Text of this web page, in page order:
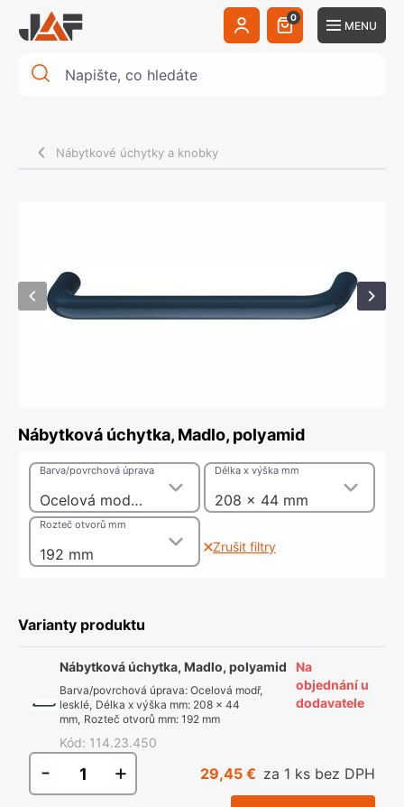
0
MENU
Nábytkové úchytky a knobky
Nábytková úchytka, Madlo, polyamid
Ocelová modř, lesklé
Barva/povrchová úprava
208 x 44 mm
Délka x výška mm
192 mm
Rozteč otvorů mm
Zrušit filtry
Varianty produktu
Nábytková úchytka, Madlo, polyamid
Barva/povrchová úprava:Ocelová modř,
lesklé, Délka x výška mm: 208 x 44
mm, Rozteč otvorů mm:192 mm
Kód: 114.23.450
Na
objednání u
dodavatele
- + 29,45 € za 1 ks bez DPH